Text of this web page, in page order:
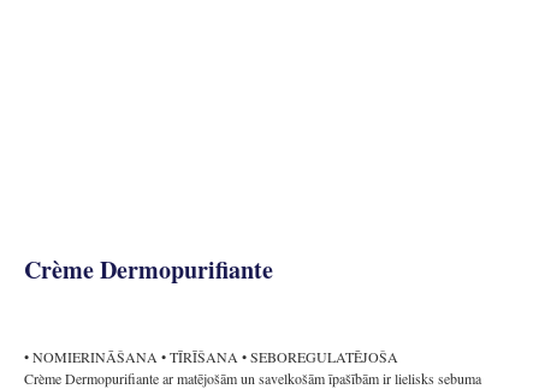
Crème Dermopurifiante
• NOMIERINĀŠANA • TĪRĪŠANA • SEBOREGULATĒJOŠA
Crème Dermopurifiante ar matējošām un savelkošām īpašībām ir lielisks sebuma